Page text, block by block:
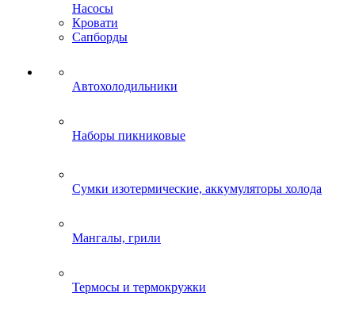
Насосы
Кровати
Сапборды
Автохолодильники
Наборы пикниковые
Сумки изотермические, аккумуляторы холода
Мангалы, грили
Термосы и термокружки